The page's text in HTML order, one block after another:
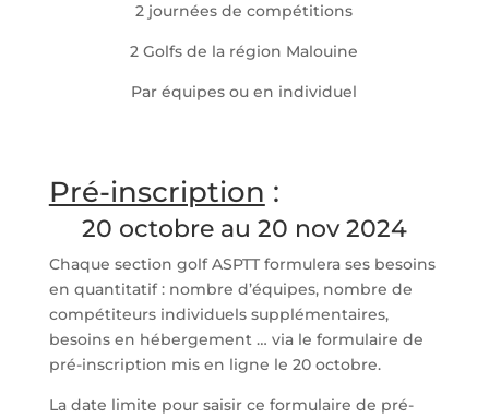
2 journées de compétitions
2 Golfs de la région Malouine
Par équipes ou en individuel
Pré-inscription :
20 octobre au 20 nov 2024
Chaque section golf ASPTT formulera ses besoins
en quantitatif : nombre d’équipes, nombre de
compétiteurs individuels supplémentaires,
besoins en hébergement … via le formulaire de
pré-inscription mis en ligne le 20 octobre.
La date limite pour saisir ce formulaire de pré-